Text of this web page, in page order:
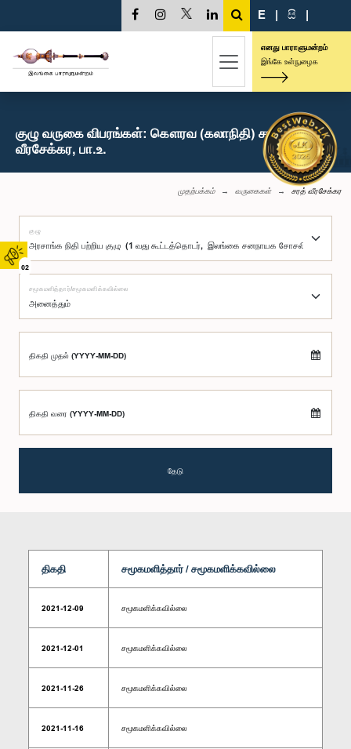
02
E | සි |
எனது பாராளுமன்றம்
இங்கே உள்நுழைக
குழு வருகை விபரங்கள்: கௌரவ (கலாநிதி) சரத்
வீரசேக்கர, பா.உ.
முதற்பக்கம் வருகைகள் சரத் வீரசேக்கர
குழு
சமூகமளித்தார்/சமூகமளிக்கவில்லை
திகதி முதல் (YYYY-MM-DD)
திகதி வரை (YYYY-MM-DD)
தேடு
திகதி சமூகமளித்தார் / சமூகமளிக்கவில்லை
2021-12-09 சமூகமளிக்கவில்லை
2021-12-01 சமூகமளிக்கவில்லை
2021-11-26 சமூகமளிக்கவில்லை
2021-11-16 சமூகமளிக்கவில்லை